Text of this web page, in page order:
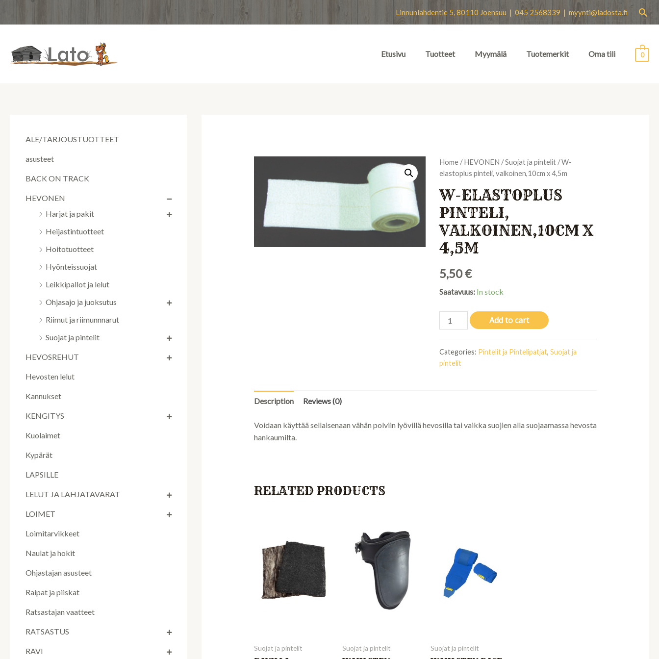
Linnunlahdentie 5, 80110 Joensuu | 045 2568339 | myynti@ladosta.fi Hae
Etusivu Tuotteet Myymälä Tuotemerkit Oma tili 0
ALE/TARJOUSTUOTTEET
asusteet
BACK ON TRACK
HEVONEN
Harjat ja pakit
Heijastintuotteet
Hoitotuotteet
Hyönteissuojat
Leikkipallot ja lelut
Ohjasajo ja juoksutus
Riimut ja riimunnnarut
Suojat ja pintelit
HEVOSREHUT
Hevosten lelut
Kannukset
KENGITYS
Kuolaimet
Kypärät
LAPSILLE
LELUT JA LAHJATAVARAT
LOIMET
Loimitarvikkeet
Naulat ja hokit
Ohjastajan asusteet
Raipat ja piiskat
Ratsastajan vaatteet
RATSASTUS
RAVI
Home/HEVONEN /Suojat ja pintelit/ W-
elastoplus pinteli, valkoinen,10cm x 4,5m
W-ELASTOPLUS
PINTELI,
VALKOINEN,10CM X
4,5M
5,50€
Saatavuus: In stock
W-
elastoplus
valkoinen,10cm
x
Add to cart
Categories: Pintelit ja Pintelipatjat, Suojat ja
pintelit
Description Reviews (0)
Voidaan käyttää sellaisenaan vähän polviin lyövillä hevosilla tai vaikka suojien alla suojaamassa hevosta
hankaumilta.
RELATED PRODUCTS
Suojat ja pintelit Suojat ja pintelit Suojat ja pintelit